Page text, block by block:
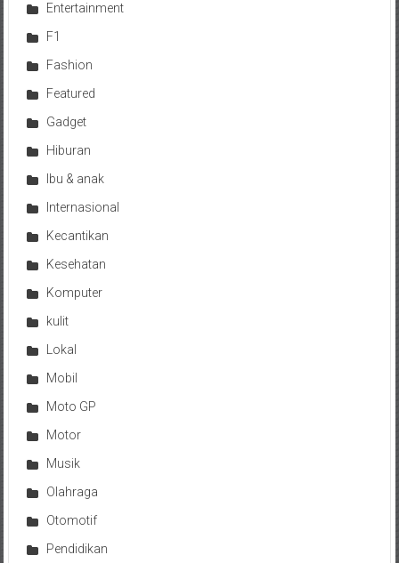
Entertainment
F1
Fashion
Featured
Gadget
Hiburan
Ibu & anak
Internasional
Kecantikan
Kesehatan
Komputer
kulit
Lokal
Mobil
Moto GP
Motor
Musik
Olahraga
Otomotif
Pendidikan